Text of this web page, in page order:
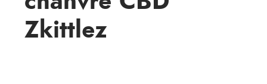
Zkittlez